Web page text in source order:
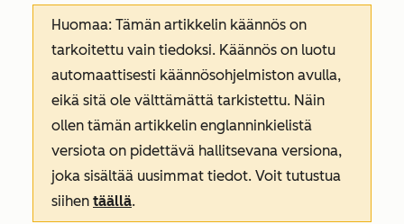
Huomaa: Tämän artikkelin käännös on
tarkoitettu vain tiedoksi. Käännös on luotu
automaattisesti käännösohjelmiston avulla,
eikä sitä ole välttämättä tarkistettu. Näin
ollen tämän artikkelin englanninkielistä
versiota on pidettävä hallitsevana versiona,
joka sisältää uusimmat tiedot. Voit tutustua
siihen täällä.